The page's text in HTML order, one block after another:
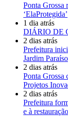
Ponta Grossa
‘ElaProtegida’
1 dia atrás
DIÁRIO DE
2 dias atrás
Prefeitura
Jardim Paraíso
2 dias atrás
Ponta Grossa
Projetos
2 dias atrás
Prefeitura
e à